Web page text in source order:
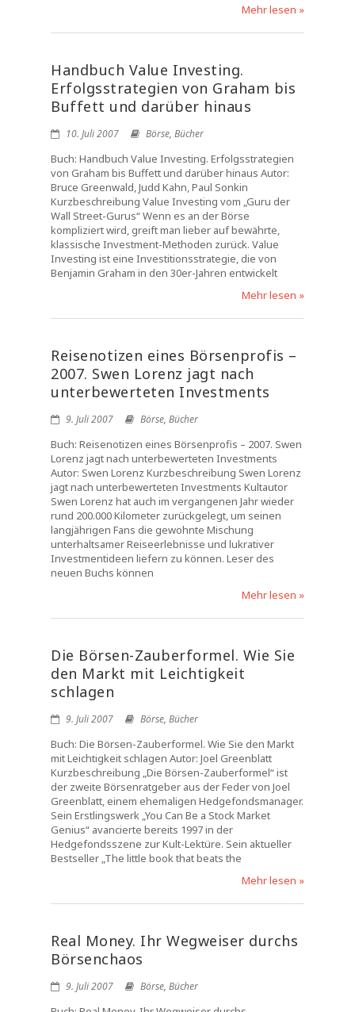
Mehr lesen »
Handbuch Value Investing.
Erfolgsstrategien von Graham bis
Buffett und darüber hinaus
10. Juli 2007 Börse, Bücher
Buch: Handbuch Value Investing. Erfolgsstrategien
von Graham bis Buffett und darüber hinaus Autor:
Bruce Greenwald, Judd Kahn, Paul Sonkin
Kurzbeschreibung Value Investing vom „Guru der
Wall Street-Gurus“ Wenn es an der Börse
kompliziert wird, greift man lieber auf bewährte,
klassische Investment-Methoden zurück. Value
Investing ist eine Investitionsstrategie, die von
Benjamin Graham in den 30er-Jahren entwickelt
Mehr lesen »
Reisenotizen eines Börsenprofis –
2007. Swen Lorenz jagt nach
unterbewerteten Investments
9. Juli 2007 Börse, Bücher
Buch: Reisenotizen eines Börsenprofis – 2007. Swen
Lorenz jagt nach unterbewerteten Investments
Autor: Swen Lorenz Kurzbeschreibung Swen Lorenz
jagt nach unterbewerteten Investments Kultautor
Swen Lorenz hat auch im vergangenen Jahr wieder
rund 200.000 Kilometer zurückgelegt, um seinen
langjährigen Fans die gewohnte Mischung
unterhaltsamer Reiseerlebnisse und lukrativer
Investmentideen liefern zu können. Leser des
neuen Buchs können
Mehr lesen »
Die Börsen-Zauberformel. Wie Sie
den Markt mit Leichtigkeit
schlagen
9. Juli 2007 Börse, Bücher
Buch: Die Börsen-Zauberformel. Wie Sie den Markt
mit Leichtigkeit schlagen Autor: Joel Greenblatt
Kurzbeschreibung „Die Börsen-Zauberformel“ ist
der zweite Börsenratgeber aus der Feder von Joel
Greenblatt, einem ehemaligen Hedgefondsmanager.
Sein Erstlingswerk „You Can Be a Stock Market
Genius“ avancierte bereits 1997 in der
Hedgefondsszene zur Kult-Lektüre. Sein aktueller
Bestseller „The little book that beats the
Mehr lesen »
Real Money. Ihr Wegweiser durchs
Börsenchaos
9. Juli 2007 Börse, Bücher